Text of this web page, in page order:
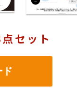
セット